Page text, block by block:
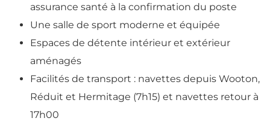
assurance santé à la confirmation du poste
Une salle de sport moderne et équipée
Espaces de détente intérieur et extérieur
aménagés
Facilités de transport : navettes depuis Wooton,
Réduit et Hermitage (7h15) et navettes retour à
17h00